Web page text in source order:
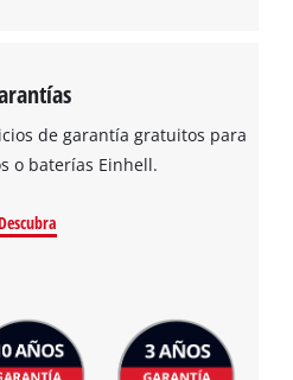
de garantía gratuitos para
o baterías Einhell.